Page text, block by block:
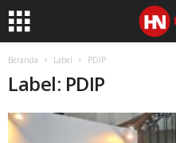
Beranda Label PDIP
Label: PDIP